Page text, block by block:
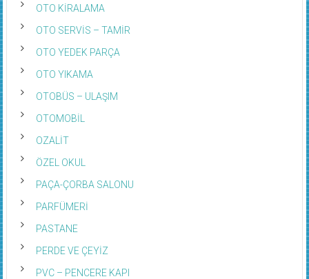
OTO KİRALAMA
OTO SERVİS – TAMİR
OTO YEDEK PARÇA
OTO YIKAMA
OTOBÜS – ULAŞIM
OTOMOBİL
OZALİT
ÖZEL OKUL
PAÇA-ÇORBA SALONU
PARFÜMERİ
PASTANE
PERDE VE ÇEYİZ
PVC – PENCERE KAPI